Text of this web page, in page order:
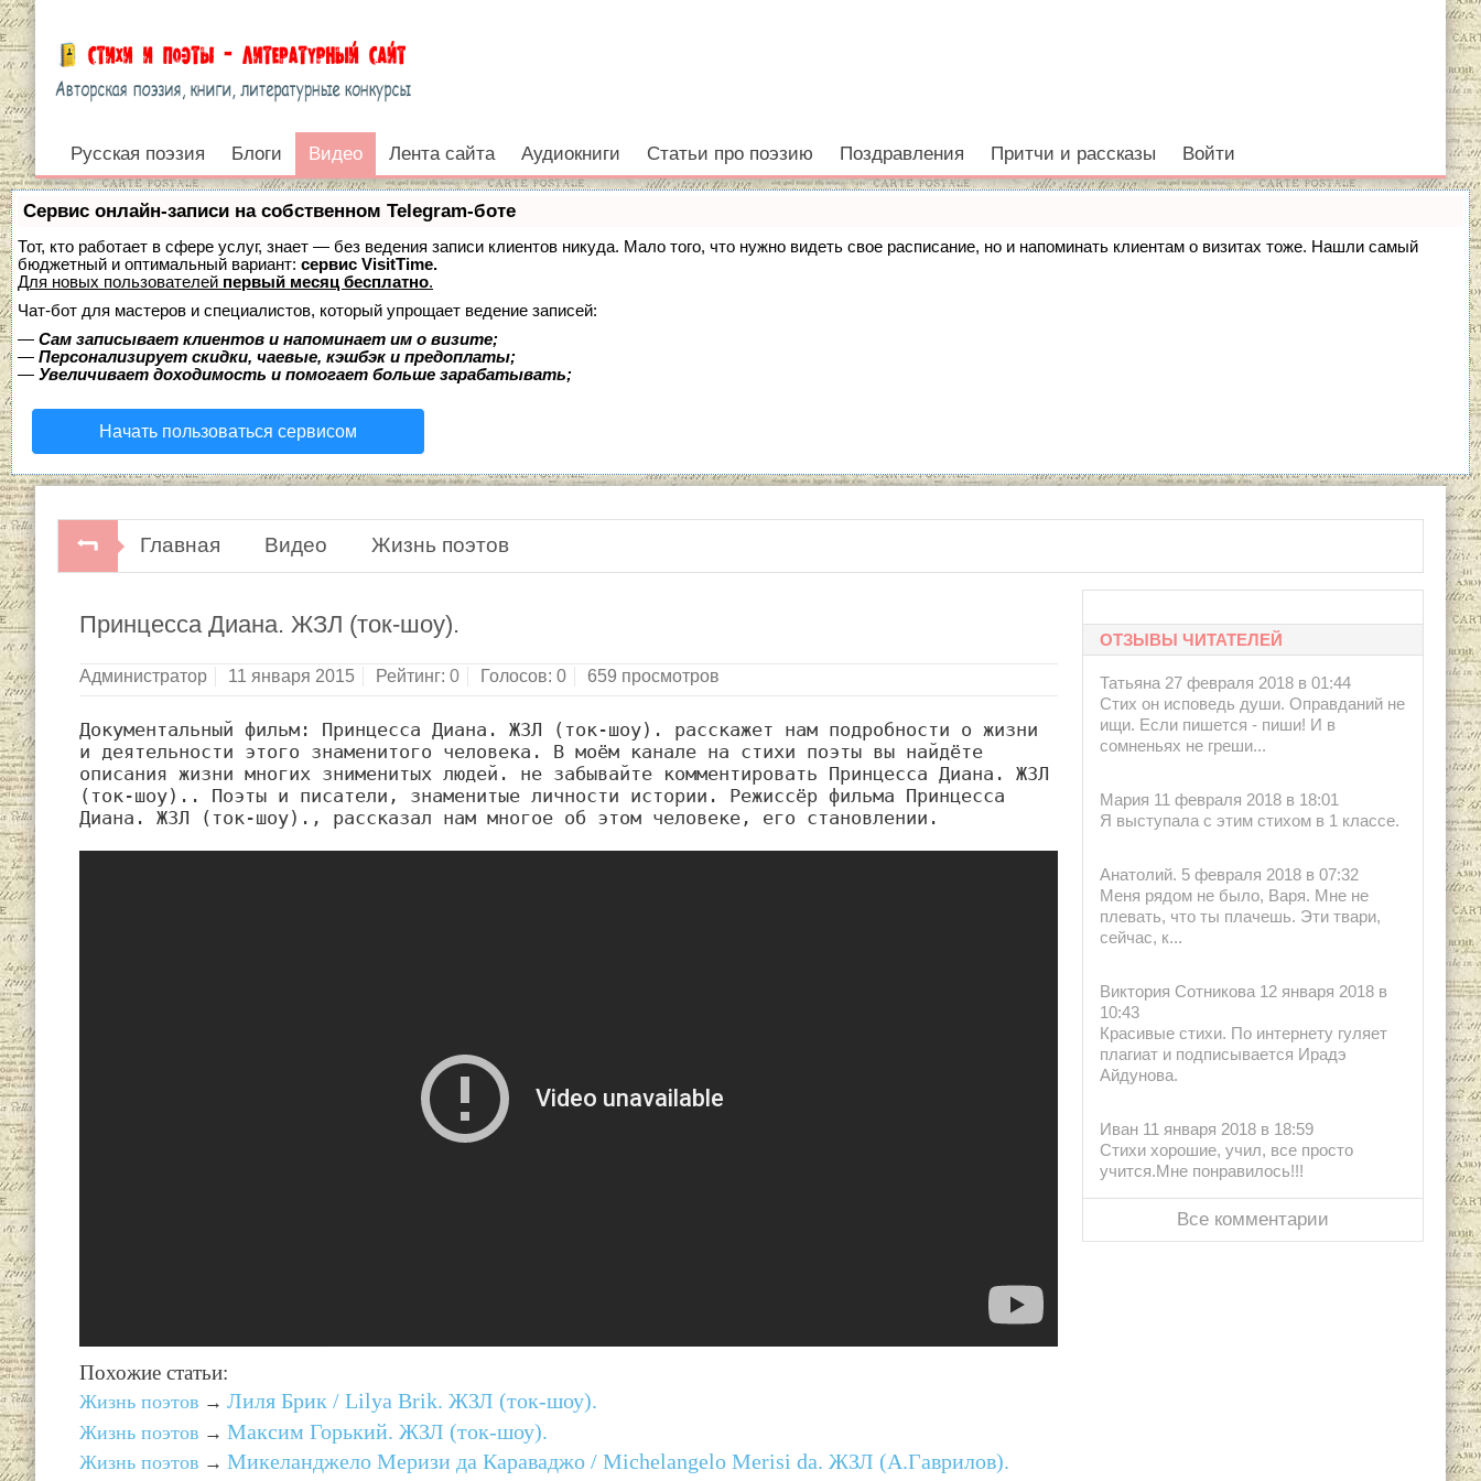
Видео
Войти
Русская поэзия Блоги Видео Лента сайта Аудиокниги Статьи про поэзию Поздравления Притчи и рассказы Войти
Сервис онлайн-записи на собственном Telegram-боте
Тот, кто работает в сфере услуг, знает — без ведения записи клиентов никуда. Мало того, что нужно видеть свое расписание, но и напоминать клиентам о визитах тоже. Нашли самый
бюджетный и оптимальный вариант: сервис VisitTime.
Для новых пользователей первый месяц бесплатно.
Чат-бот для мастеров и специалистов, который упрощает ведение записей:
— Сам записывает клиентов и напоминает им о визите;
— Персонализирует скидки, чаевые, кэшбэк и предоплаты;
— Увеличивает доходимость и помогает больше зарабатывать;
Начать пользоваться сервисом
Главная Видео Жизнь поэтов
Принцесса Диана. ЖЗЛ (ток-шоу).
Администратор 11 января 2015 Рейтинг: 0 Голосов: 0 659 просмотров
Документальный фильм: Принцесса Диана. ЖЗЛ (ток-шоу). расскажет нам подробности о жизни
и деятельности этого знаменитого человека. В моём канале на стихи поэты вы найдёте
описания жизни многих знименитых людей. не забывайте комментировать Принцесса Диана. ЖЗЛ
(ток-шоу).. Поэты и писатели, знаменитые личности истории. Режиссёр фильма Принцесса
Диана. ЖЗЛ (ток-шоу)., рассказал нам многое об этом человеке, его становлении.
Похожие статьи:
Жизнь поэтов → Лиля Брик / Lilya Brik. ЖЗЛ (ток-шоу).
Жизнь поэтов → Максим Горький. ЖЗЛ (ток-шоу).
Жизнь поэтов → Микеланджело Меризи да Караваджо / Michelangelo Merisi da. ЖЗЛ (А.Гаврилов).
ОТЗЫВЫ ЧИТАТЕЛЕЙ
Татьяна 27 февраля 2018 в 01:44
Стих он исповедь души. Оправданий не
ищи. Если пишется - пиши! И в
сомненьях не греши...
Мария 11 февраля 2018 в 18:01
Я выступала с этим стихом в 1 классе.
Анатолий. 5 февраля 2018 в 07:32
Меня рядом не было, Варя. Мне не
плевать, что ты плачешь. Эти твари,
сейчас, к...
Виктория Сотникова 12 января 2018 в
10:43
Красивые стихи. По интернету гуляет
плагиат и подписывается Ирадэ
Айдунова.
Иван 11 января 2018 в 18:59
Стихи хорошие, учил, все просто
учится.Мне понравилось!!!
Все комментарии